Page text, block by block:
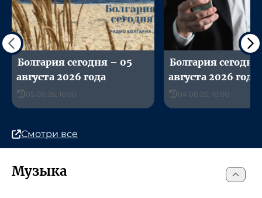
Болгария сегодня – 05
августа 2026 года
05.08.26, 16:00
Болгария
августа 2026 года
04.08.26, 16:00
Смотри все
Музыка